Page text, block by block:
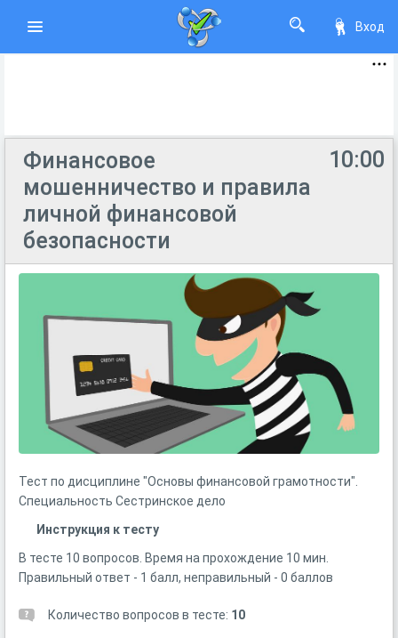
Вход
10:00
Финансовое
мошенничество и правила
личной финансовой
безопасности
Тест по дисциплине "Основы финансовой грамотности".
Специальность Сестринское дело
Инструкция к тесту
В тесте 10 вопросов. Время на прохождение 10 мин.
Правильный ответ - 1 балл, неправильный - 0 баллов
Количество вопросов в тесте: 10